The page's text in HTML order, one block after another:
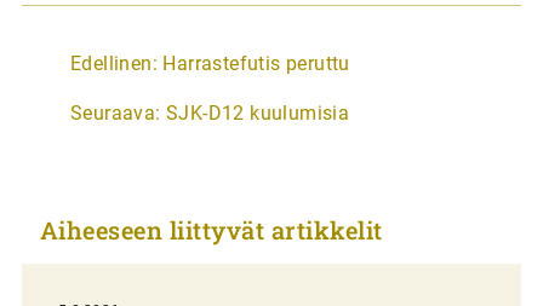
A
t
k
e
Edellinen: Harrastefutis peruttu
Seuraava: SJK-D12 kuulumisia
Aiheeseen liittyvät artikkelit